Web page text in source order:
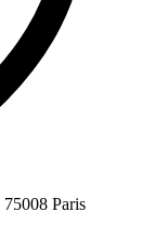
75008 Paris